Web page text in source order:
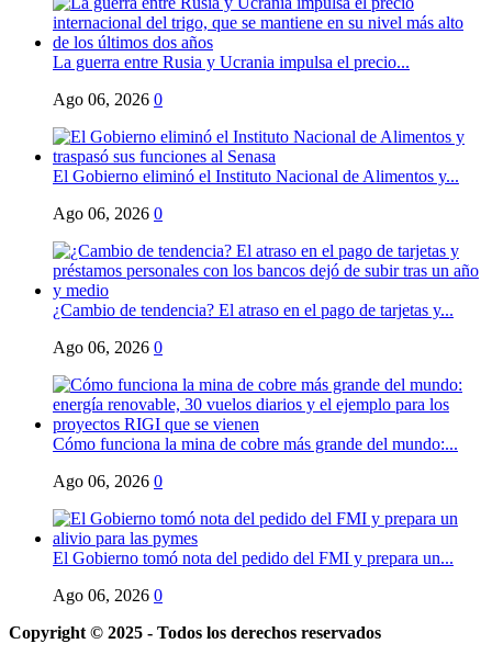
La guerra entre Rusia y Ucrania impulsa el precio...
Ago 06, 2026 0
El Gobierno eliminó el Instituto Nacional de Alimentos y...
Ago 06, 2026 0
¿Cambio de tendencia? El atraso en el pago de tarjetas y...
Ago 06, 2026 0
Cómo funciona la mina de cobre más grande del mundo:...
Ago 06, 2026 0
El Gobierno tomó nota del pedido del FMI y prepara un...
Ago 06, 2026 0
Copyright © 2025 - Todos los derechos reservados